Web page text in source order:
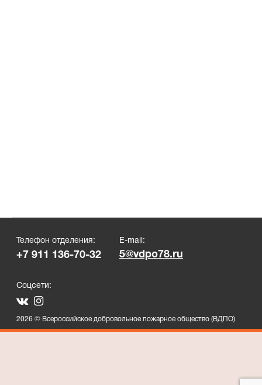
2026 © Всероссийское добровольное пожарное общество (ВДПО)
Телефон отделения:
+7 911 136-70-32
E-mail:
5@vdpo78.ru
Соцсети: